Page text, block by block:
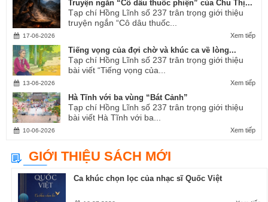
Truyện ngắn “Cô dâu thuốc phiện” của Chu Thị...
Tạp chí Hồng Lĩnh số 237 trân trọng giới thiệu
truyện ngắn “Cô dâu thuốc...
Xem tiếp
17-06-2026
Tiếng vọng của đợi chờ và khúc ca về lòng...
Tạp chí Hồng Lĩnh số 237 trân trọng giới thiệu
bài viết “Tiếng vọng của...
Xem tiếp
13-06-2026
Hà Tĩnh với ba vùng “Bát Cảnh”
Tạp chí Hồng Lĩnh số 237 trân trọng giới thiệu
bài viết Hà Tĩnh với ba...
Xem tiếp
10-06-2026
GIỚI THIỆU SÁCH MỚI
Ca khúc chọn lọc của nhạc sĩ Quốc Việt